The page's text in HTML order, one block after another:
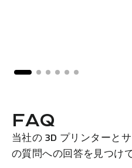
FAQ
当社の 3D プリンターと
の質問への回答を見つけ